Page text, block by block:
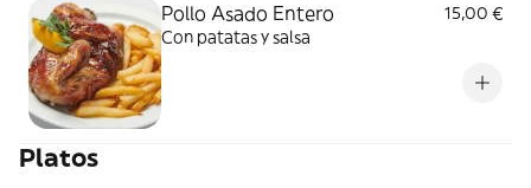
Pollo Asado Entero
15,00 €
Con patatas y salsa
Platos